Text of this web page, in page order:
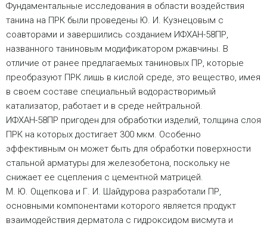
Фундаментальные исследования в области воздействия
танина на ПРК были проведены Ю. И. Кузнецовым с
соавторами и завершились созданием ИФХАН-58ПР,
названного таниновым модификатором ржавчины. В
отличие от ранее предлагаемых таниновых ПР, которые
преобразуют ПРК лишь в кислой среде, это вещество, имея
в своем составе специальный водорастворимый
катализатор, работает и в среде нейтральной.
ИФХАН-58ПР пригоден для обработки изделий, толщина слоя
ПРК на которых достигает 300 мкм. Особенно
эффективным он может быть для обработки поверхности
стальной арматуры для железобетона, поскольку не
снижает ее сцепления с цементной матрицей.
М. Ю. Ощепкова и Г. И. Шайдурова разработали ПР,
основными компонентами которого является продукт
взаимодействия дерматола с гидроксидом висмута и